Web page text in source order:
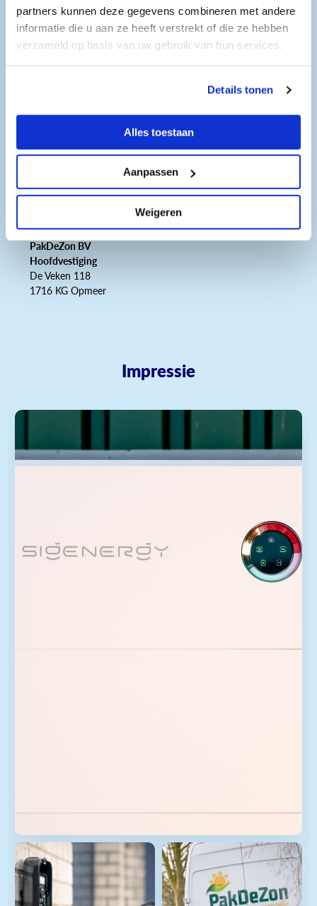
partners kunnen deze gegevens combineren met andere
informatie die u aan ze heeft verstrekt of die ze hebben
verzameld op basis van uw gebruik van hun services.
Details tonen
Alles toestaan
Aanpassen
Weigeren
de rol van elektromonteur? Dan gaan wij graag
met je in gesprek!
Bekijk vacature
Gegevens
E-mail:info@pakdezon.nl
https://pakdezon.nl
PakDeZon BV
Hoofdvestiging
De Veken 118
1716 KG Opmeer
Impressie